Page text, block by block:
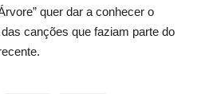
quer dar a conhecer o
canções que faziam parte do